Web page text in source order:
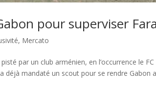
pour superviser
, Mercato
par un club arménien, en l’occurrence le
déjà mandaté un scout pour se rendre Gabon